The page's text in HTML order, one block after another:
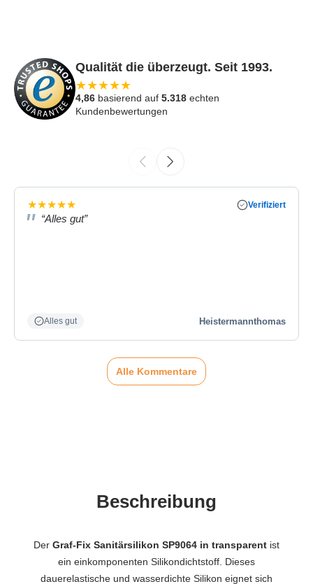
Qualität die überzeugt. Seit 1993.
★★★★★
4,86 basierend auf 5.318 echten
Kundenbewertungen
★★★★★ Verifiziert
“Alles gut”
Alles gut Heistermannthomas
Alle Kommentare
Beschreibung
Der Graf-Fix Sanitärsilikon SP9064 in transparent ist
ein einkomponenten Silikondichtstoff. Dieses
dauerelastische und wasserdichte Silikon eignet sich